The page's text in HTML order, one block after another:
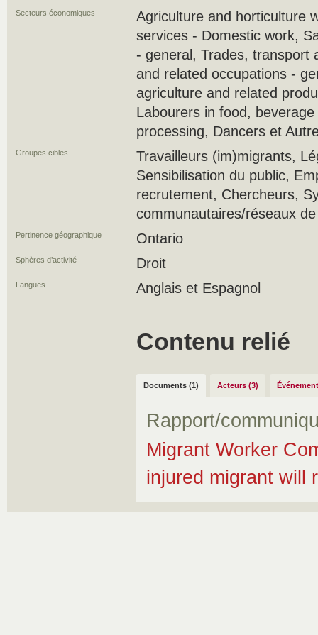
Secteurs économiques
Agriculture and horticulture
services - Domestic work,
- general, Trades, transport
and related occupations -
agriculture and related
Labourers in food,
processing, Dancers et
Groupes cibles
Travailleurs (im)migrants,
Sensibilisation du public,
recrutement, Chercheurs,
communautaires/réseaux
Pertinence géographique Ontario
Sphères d’activité Droit
Langues Anglais et Espagnol
Contenu relié
Documents (1) Acteurs (3)
Rapport/
Migrant Worker
injured migrant will